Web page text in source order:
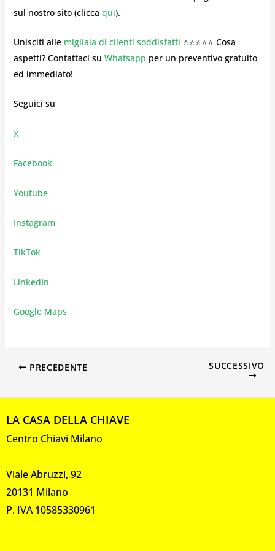
sul nostro sito (clicca qui).
Unisciti alle migliaia di clienti soddisfatti ⭐⭐⭐⭐⭐ Cosa
aspetti? Contattaci su Whatsapp per un preventivo gratuito
ed immediato!
Seguici su
X
Facebook
Youtube
Instagram
TikTok
LinkedIn
Google Maps
PRECEDENTE SUCCESSIVO
LA CASA DELLA CHIAVE
Centro Chiavi Milano
Viale Abruzzi, 92
20131 Milano
P. IVA 10585330961